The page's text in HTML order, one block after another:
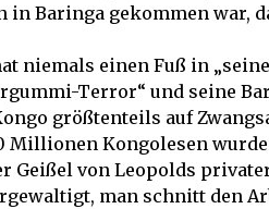
in Baringa gekommen war,
niemals einen Fuß in
Terror“ und seine
größtenteils auf
Millionen Kongolesen
Geißel von Leopolds
man schnitt den